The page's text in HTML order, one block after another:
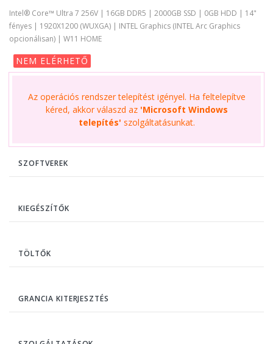
Intel® Core™ Ultra 7 256V | 16GB DDR5 | 2000GB SSD | 0GB HDD | 14"
fényes | 1920X1200 (WUXGA) | INTEL Graphics (INTEL Arc Graphics
opcionálisan) | W11 HOME
NEM ELÉRHETŐ
Az operációs rendszer telepítést igényel. Ha feltelepítve
kéred, akkor válaszd az 'Microsoft Windows
telepítés' szolgáltatásunkat.
SZOFTVEREK
KIEGÉSZÍTŐK
TÖLTŐK
GRANCIA KITERJESZTÉS